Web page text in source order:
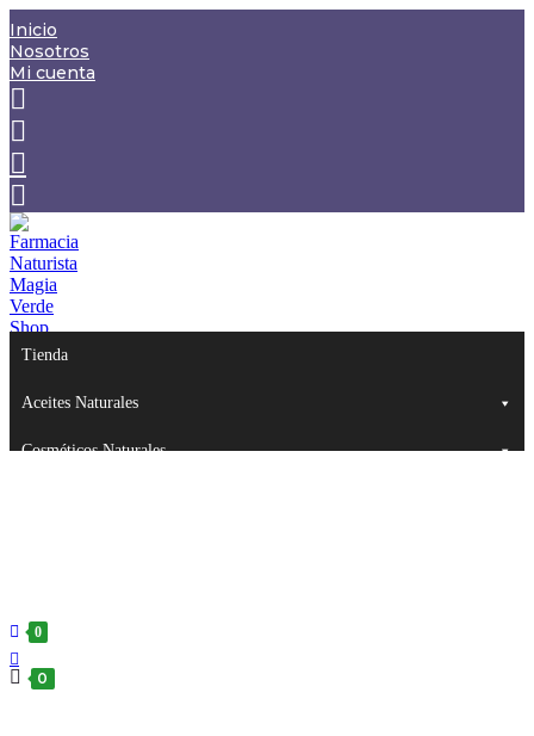
Inicio
Nosotros
Mi cuenta
Tienda
Aceites Naturales
Cosméticos Naturales
0
0